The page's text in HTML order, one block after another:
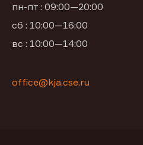
пн-пт : 09:00—20:00
сб : 10:00—16:00
вс : 10:00—14:00
office@kja.cse.ru